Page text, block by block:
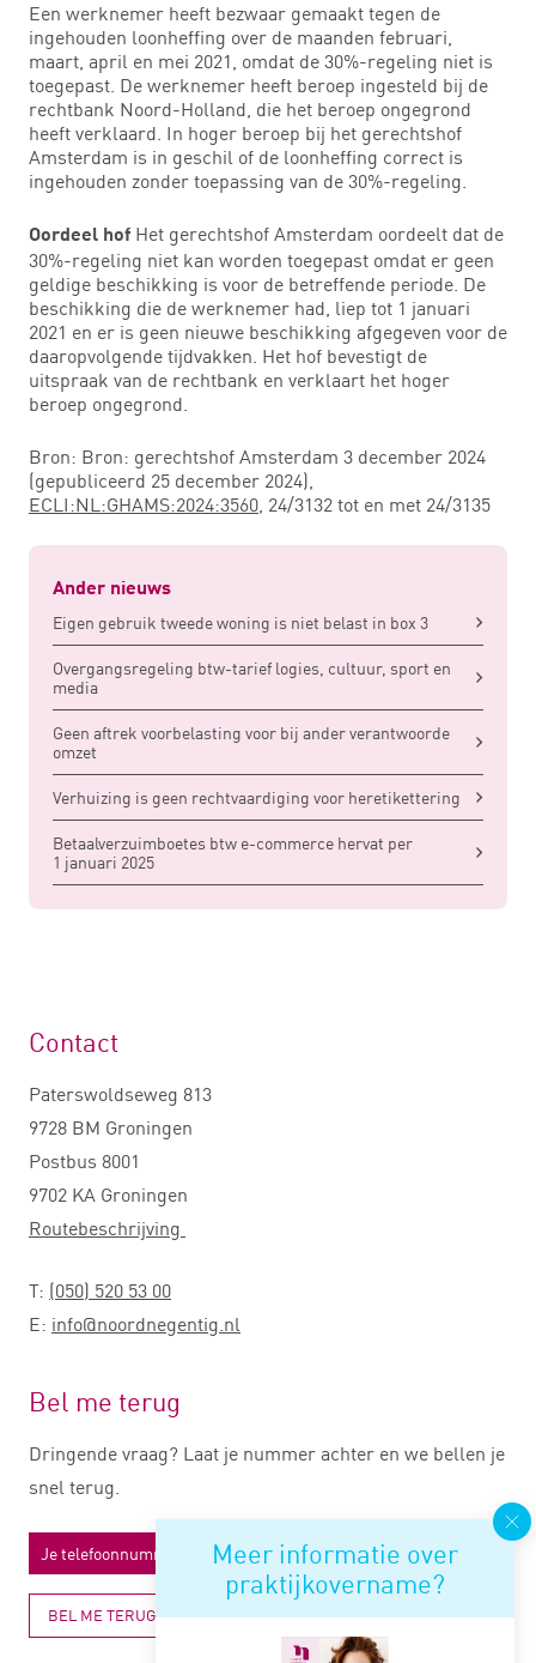
Een werknemer heeft bezwaar gemaakt tegen de
ingehouden loonheffing over de maanden februari,
maart, april en mei 2021, omdat de 30%-regeling niet is
toegepast. De werknemer heeft beroep ingesteld bij de
rechtbank Noord-Holland, die het beroep ongegrond
heeft verklaard. In hoger beroep bij het gerechtshof
Amsterdam is in geschil of de loonheffing correct is
ingehouden zonder toepassing van de 30%-regeling.
Oordeel hof Het gerechtshof Amsterdam oordeelt dat de
30%-regeling niet kan worden toegepast omdat er geen
geldige beschikking is voor de betreffende periode. De
beschikking die de werknemer had, liep tot 1 januari
2021 en er is geen nieuwe beschikking afgegeven voor de
daaropvolgende tijdvakken. Het hof bevestigt de
uitspraak van de rechtbank en verklaart het hoger
beroep ongegrond.
Bron: Bron: gerechtshof Amsterdam 3 december 2024
(gepubliceerd 25 december 2024),
ECLI:NL:GHAMS:2024:3560, 24/3132 tot en met 24/3135
Ander nieuws
Eigen gebruik tweede woning is niet belast in box 3
Overgangsregeling btw-tarief logies, cultuur, sport en
media
Geen aftrek voorbelasting voor bij ander verantwoorde
omzet
Verhuizing is geen rechtvaardiging voor heretikettering
Betaalverzuimboetes btw e-commerce hervat per
1 januari 2025
Meer informatie over
praktijkovername?
Contact
Paterswoldseweg 813
9728 BM Groningen
Postbus 8001
9702 KA Groningen
Routebeschrijving
T: (050) 520 53 00
E: info@noordnegentig.nl
Bel me terug
Dringende vraag? Laat je nummer achter en we bellen je
snel terug.
BEL ME TERUG